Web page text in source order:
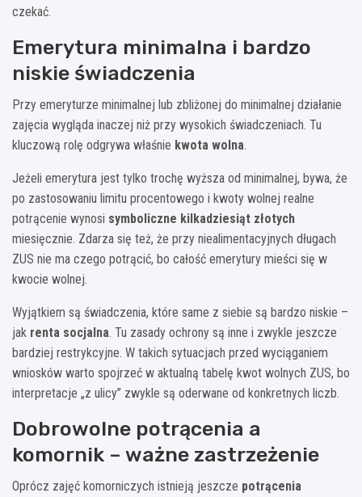
czekać.
Emerytura minimalna i bardzo
niskie świadczenia
Przy emeryturze minimalnej lub zbliżonej do minimalnej działanie
zajęcia wygląda inaczej niż przy wysokich świadczeniach. Tu
kluczową rolę odgrywa właśnie kwota wolna.
Jeżeli emerytura jest tylko trochę wyższa od minimalnej, bywa, że
po zastosowaniu limitu procentowego i kwoty wolnej realne
potrącenie wynosi symboliczne kilkadziesiąt złotych
miesięcznie. Zdarza się też, że przy niealimentacyjnych długach
ZUS nie ma czego potrącić, bo całość emerytury mieści się w
kwocie wolnej.
Wyjątkiem są świadczenia, które same z siebie są bardzo niskie –
jak renta socjalna. Tu zasady ochrony są inne i zwykle jeszcze
bardziej restrykcyjne. W takich sytuacjach przed wyciąganiem
wniosków warto spojrzeć w aktualną tabelę kwot wolnych ZUS, bo
interpretacje „z ulicy” zwykle są oderwane od konkretnych liczb.
Dobrowolne potrącenia a
komornik – ważne zastrzeżenie
Oprócz zajęć komorniczych istnieją jeszcze potrącenia